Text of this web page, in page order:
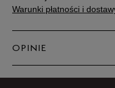
Warunki płatności i
OPINIE